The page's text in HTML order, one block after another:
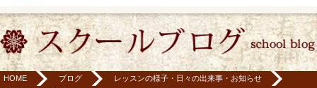
HOME ブログ
レッスンの様子・日々の出来事・お知らせ